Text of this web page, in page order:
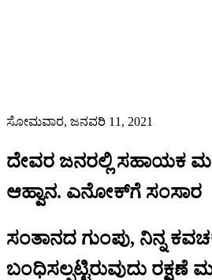
ಸೋಮವಾರ, ಜನವರಿ 11, 2021
ದೇವರ ಜನರಲ್ಲಿ ಸಹಾಯಕ
ಆಹ್ವಾನ. ಎನೋಕ್‌ಗೆ ಸಂಸಾರ
ಸಂತಾನದ ಗುಂಪು, ನಿನ್ನ
ಬಂಧಿಸಲ್ಪಟ್ಟಿರುವುದು ರಕ್ಷಣೆ